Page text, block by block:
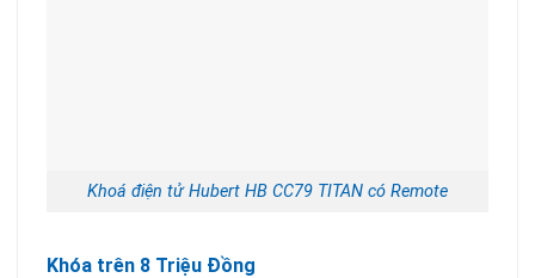
Khoá điện tử Hubert HB CC79 TITAN có Remote
Khóa trên 8 Triệu Đồng